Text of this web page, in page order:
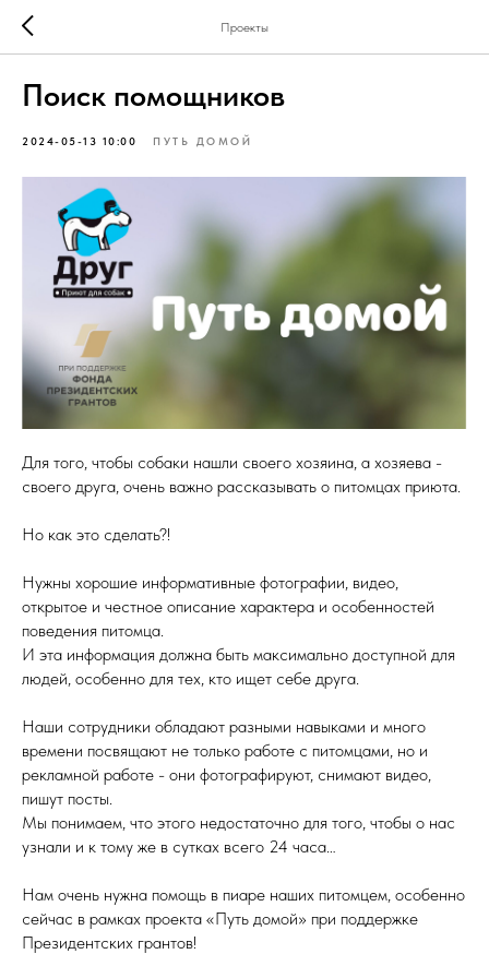
Проекты
Поиск помощников
2024-05-13 10:00 ПУТЬ ДОМОЙ
Для того, чтобы собаки нашли своего хозяина, а хозяева -
своего друга, очень важно рассказывать о питомцах приюта.
Но как это сделать?!
Нужны хорошие информативные фотографии, видео,
открытое и честное описание характера и особенностей
поведения питомца.
И эта информация должна быть максимально доступной для
людей, особенно для тех, кто ищет себе друга.
Наши сотрудники обладают разными навыками и много
времени посвящают не только работе с питомцами, но и
рекламной работе - они фотографируют, снимают видео,
пишут посты.
Мы понимаем, что этого недостаточно для того, чтобы о нас
узнали и к тому же в сутках всего 24 часа…
Нам очень нужна помощь в пиаре наших питомцем, особенно
сейчас в рамках проекта «Путь домой» при поддержке
Президентских грантов!